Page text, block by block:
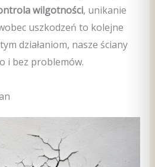
wilgotności, unikanie
uszkodzeń to kolejne
działaniom, nasze ściany
i bez problemów.